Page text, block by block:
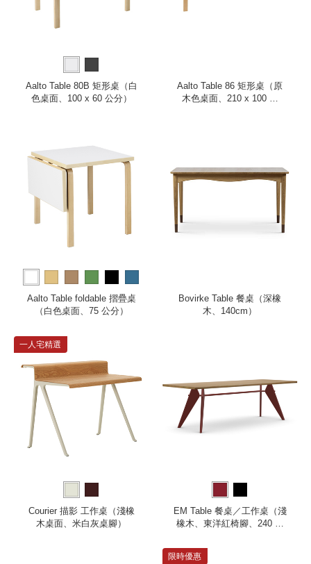
Aalto Table 80B 矩形桌（白
色桌面、100 x 60 公分）
Aalto Table 86 矩形桌（原
木色桌面、210 x 100 公
more
Aalto Table foldable 摺疊桌
（白色桌面、75 公分）
Bovirke Table 餐桌（深橡
木、140cm）
一人宅精選
Courier 描影 工作桌（淺橡
木桌面、米白灰桌腳）
EM Table 餐桌／工作桌（淺
橡木、東洋紅椅腳、240 公
限時優惠